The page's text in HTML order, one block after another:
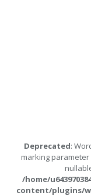
Deprecated:
marking
/home/
content/plugins/